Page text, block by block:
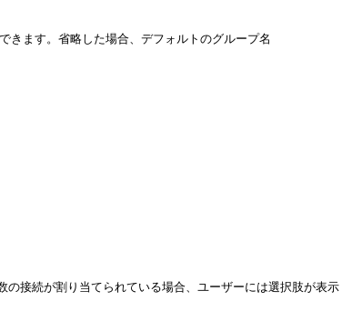
ます。省略した場合、デフォルトのグループ名
接続が割り当てられている場合、ユーザーには選択肢が表示